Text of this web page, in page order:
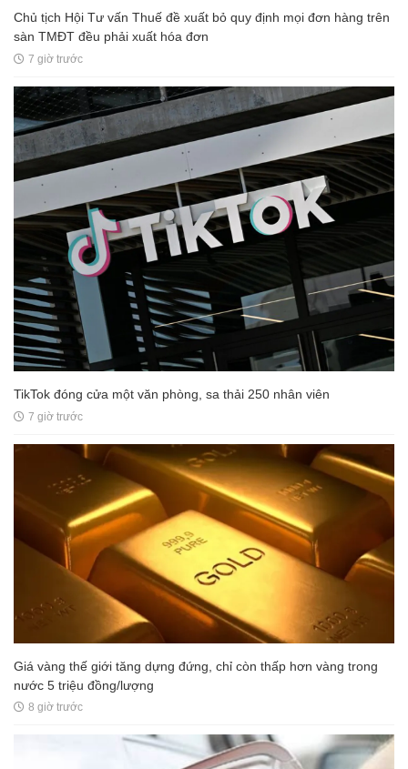
Chủ tịch Hội Tư vấn Thuế đề xuất bỏ quy định mọi đơn hàng trên
sàn TMĐT đều phải xuất hóa đơn
7 giờ trước
TikTok đóng cửa một văn phòng, sa thải 250 nhân viên
7 giờ trước
Giá vàng thế giới tăng dựng đứng, chỉ còn thấp hơn vàng trong
nước 5 triệu đồng/lượng
8 giờ trước